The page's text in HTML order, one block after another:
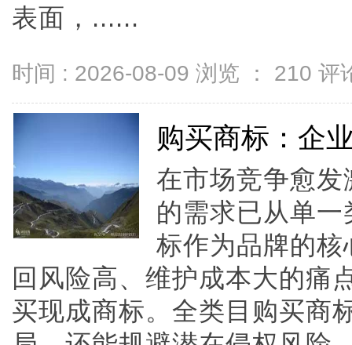
表面，......
时间 : 2026-08-09 浏览 ： 210 评
购买商标：企
在市场竞争愈
的需求已从单
标作为品牌的
回风险高、维护成本大的痛
买现成商标。全类目购买商